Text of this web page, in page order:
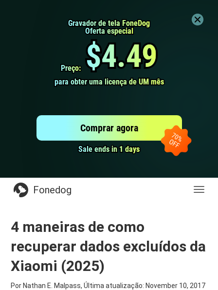
Gravador de tela FoneDog
Gravador de tela FoneDog
Oferta especial
Oferta especial
Preço:
Preço: $4.49
$4.49
para obter uma licença de UM mês
para obter uma licença de UM mês
Sale ends in 1 days
Sale ends in 1 days
Comprar agora
Fonedog
4 maneiras de como
recuperar dados excluídos da
Xiaomi (2025)
Por Nathan E. Malpass, Última atualização: November 10, 2017